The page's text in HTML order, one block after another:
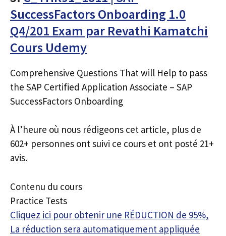
SuccessFactors Onboarding 1.0
Q4/201 Exam par Revathi Kamatchi
Cours Udemy
Comprehensive Questions That will Help to pass
the SAP Certified Application Associate – SAP
SuccessFactors Onboarding
À l’heure où nous rédigeons cet article, plus de
602+ personnes ont suivi ce cours et ont posté 21+
avis.
Contenu du cours
Practice Tests
Cliquez ici pour obtenir une RÉDUCTION de 95%,
La réduction sera automatiquement appliquée